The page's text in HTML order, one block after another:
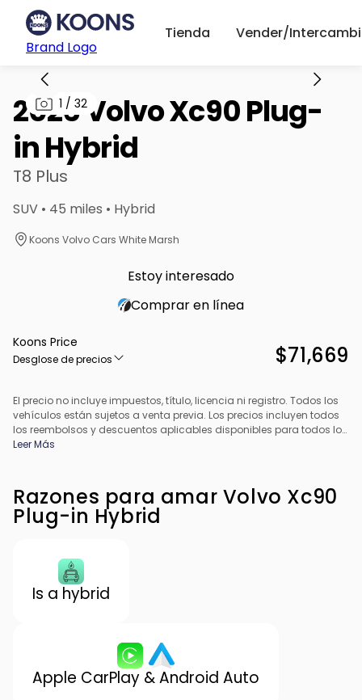
Brand Logo
Tienda Vender/
1 / 32
2026 Volvo Xc90 Plug-
in Hybrid
T8 Plus
SUV • 45 miles • Hybrid
Koons Volvo Cars White Marsh
Estoy interesado
Comprar en línea
Koons Price
Desglose de precios $71,669
El precio no incluye impuestos, título, licencia ni registro. Todos los
vehículos están sujetos a venta previa. Los precios incluyen todos
los reembolsos y descuentos aplicables disponibles para todos los
consumidores; pueden aplicarse reembolsos adicionales. Es
de procesamiento del concesionario. El precio real del
concesionario puede variar.
Leer Más
Razones para amar Volvo Xc90
Plug-in Hybrid
Is a hybrid
Apple CarPlay & Android Auto